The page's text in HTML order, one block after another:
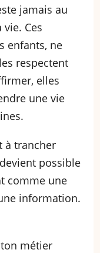
jamais au
Ces
enfants, ne
respectent
elles
une vie
à trancher
possible
comme une
information.
métier